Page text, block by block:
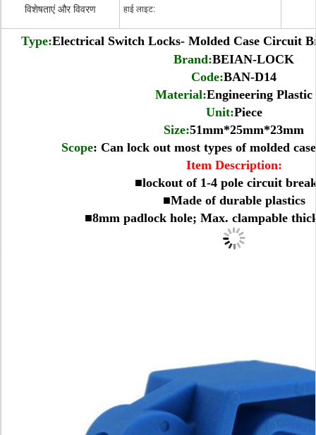
विशेषताएं और विवरण हाई लाइट:
Type:Electrical Switch Locks- Molded Case Circuit
Brand:BEIAN-LOCK
Code:BAN-D14
Material:Engineering Plastic
Unit:Piece
Size:51mm*25mm*23mm
Scope: Can lock out most types of molded
Item Description:
■lockout of 1-4 pole circuit
■Made of durable plastics
■8mm padlock hole; Max. clampable